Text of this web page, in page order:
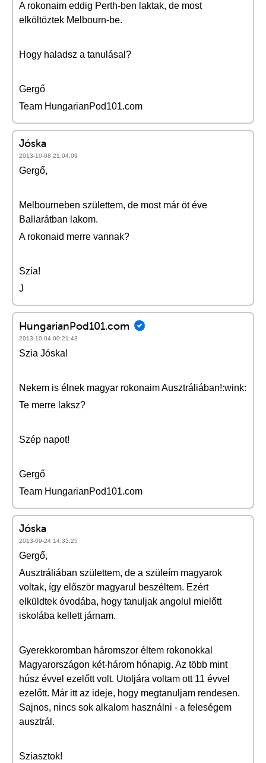
A rokonaim eddig Perth-ben laktak, de most
elköltöztek Melbourn-be.
Hogy haladsz a tanulásal?
Gergő
Team HungarianPod101.com
Jóska
2013-10-08 21:04:09
Gergő,
Melbourneben születtem, de most már öt éve
Ballarátban lakom.
A rokonaid merre vannak?
Szia!
J
HungarianPod101.com
2013-10-04 00:21:43
Szia Jóska!
Nekem is élnek magyar rokonaim Ausztráliában!:wink:
Te merre laksz?
Szép napot!
Gergő
Team HungarianPod101.com
Jóska
2013-09-24 14:33:25
Gergő,
Ausztráliában születtem, de a szüleím magyarok
voltak, így először magyarul beszéltem. Ezért
elküldtek óvodába, hogy tanuljak angolul mielőtt
iskolába kellett járnam.
Gyerekkoromban háromszor éltem rokonokkal
Magyarországon két-három hónapig. Az több mint
húsz évvel ezelőtt volt. Utoljára voltam ott 11 évvel
ezelőtt. Már itt az ideje, hogy megtanuljam rendesen.
Sajnos, nincs sok alkalom használni - a feleségem
ausztrál.
Sziasztok!